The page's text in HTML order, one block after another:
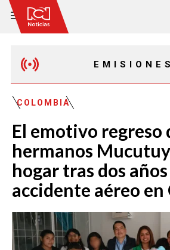
EMISIONES
EMISIÓN 7:00 PM
COLOMBIA
El emotivo regreso
hermanos
hogar tras dos
accidente aéreo en